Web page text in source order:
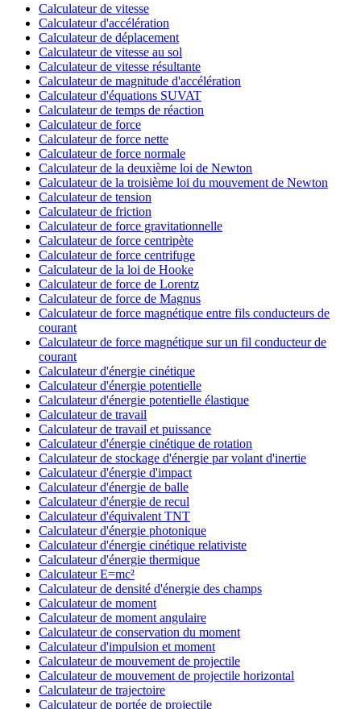
Calculateur de vitesse
Calculateur d'accélération
Calculateur de déplacement
Calculateur de vitesse au sol
Calculateur de vitesse résultante
Calculateur de magnitude d'accélération
Calculateur d'équations SUVAT
Calculateur de temps de réaction
Calculateur de force
Calculateur de force nette
Calculateur de force normale
Calculateur de la deuxième loi de Newton
Calculateur de la troisième loi du mouvement de Newton
Calculateur de tension
Calculateur de friction
Calculateur de force gravitationnelle
Calculateur de force centripète
Calculateur de force centrifuge
Calculateur de la loi de Hooke
Calculateur de force de Lorentz
Calculateur de force de Magnus
Calculateur de force magnétique entre fils conducteurs de
courant
Calculateur de force magnétique sur un fil conducteur de
courant
Calculateur d'énergie cinétique
Calculateur d'énergie potentielle
Calculateur d'énergie potentielle élastique
Calculateur de travail
Calculateur de travail et puissance
Calculateur d'énergie cinétique de rotation
Calculateur de stockage d'énergie par volant d'inertie
Calculateur d'énergie d'impact
Calculateur d'énergie de balle
Calculateur d'énergie de recul
Calculateur d'équivalent TNT
Calculateur d'énergie photonique
Calculateur d'énergie cinétique relativiste
Calculateur d'énergie thermique
Calculateur E=mc²
Calculateur de densité d'énergie des champs
Calculateur de moment
Calculateur de moment angulaire
Calculateur de conservation du moment
Calculateur d'impulsion et moment
Calculateur de mouvement de projectile
Calculateur de mouvement de projectile horizontal
Calculateur de trajectoire
Calculateur de portée de projectile